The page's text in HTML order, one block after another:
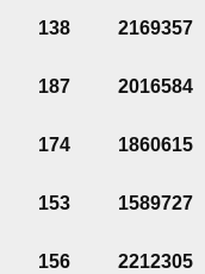
138 2169357
187 2016584
174 1860615
153 1589727
156 2212305